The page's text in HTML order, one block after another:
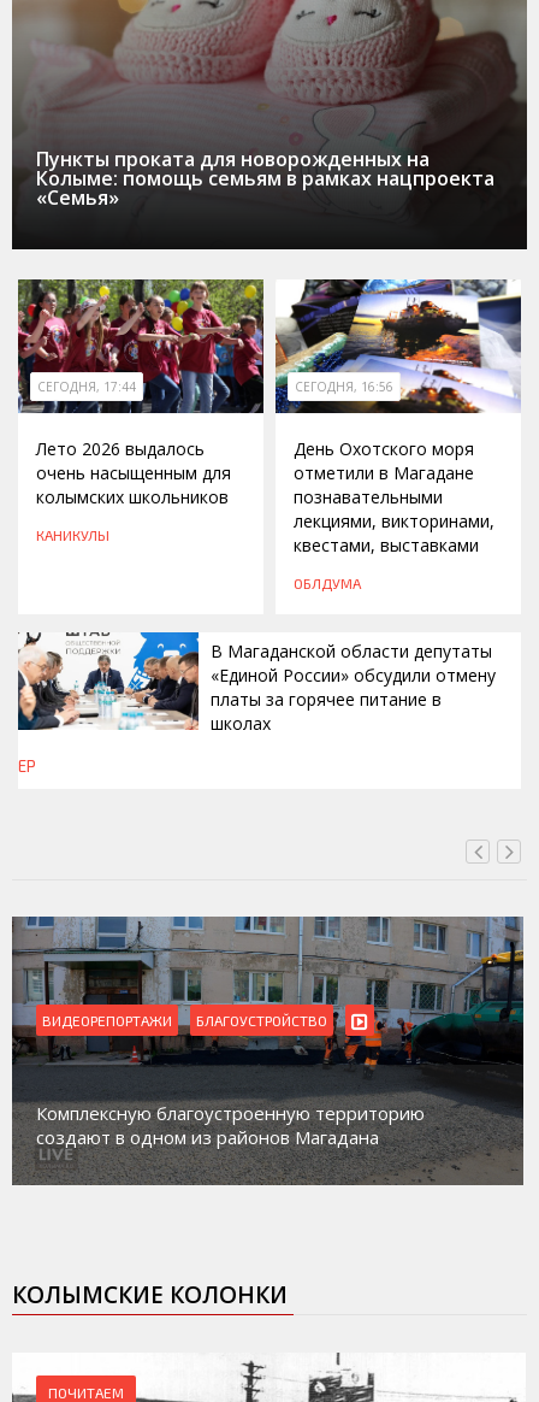
Пункты проката для новорожденных на
Колыме: помощь семьям в рамках нацпроекта
«Семья»
СЕГОДНЯ, 17:44
Лето 2026 выдалось
очень насыщенным для
колымских школьников
КАНИКУЛЫ
СЕГОДНЯ, 16:56
День Охотского моря
отметили в Магадане
познавательными
лекциями, викторинами,
квестами, выставками
ОБЛДУМА
В Магаданской области депутаты
«Единой России» обсудили отмену
платы за горячее питание в
школах
ЕР
ВИДЕОРЕПОРТАЖИ БЛАГОУСТРОЙСТВО
Комплексную благоустроенную территорию
создают в одном из районов Магадана
КОЛЫМСКИЕ КОЛОНКИ
ПОЧИТАЕМ